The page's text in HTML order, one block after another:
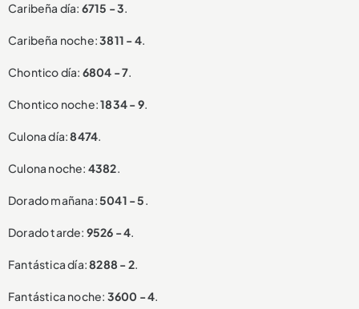
Caribeña día: 6715 - 3.
Caribeña noche:3811 - 4.
Chontico día: 6804 - 7.
Chontico noche:1834 - 9.
Culona día:8474.
Culona noche: 4382.
Dorado mañana:5041 - 5.
Dorado tarde: 9526 - 4.
Fantástica día:8288 - 2.
Fantástica noche: 3600 - 4.